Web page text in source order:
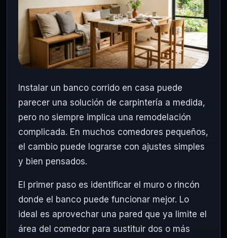
Instalar un banco corrido en casa puede
parecer una solución de carpintería a medida,
pero no siempre implica una remodelación
complicada. En muchos comedores pequeños,
el cambio puede lograrse con ajustes simples
y bien pensados.
El primer paso es identificar el muro o rincón
donde el banco puede funcionar mejor. Lo
ideal es aprovechar una pared que ya limite el
área del comedor para sustituir dos o más